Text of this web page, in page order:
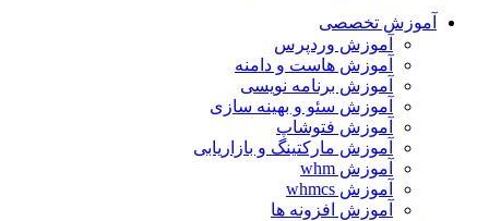
آموزش تخصصی
آموزش وردپرس
آموزش هاست و دامنه
آموزش برنامه نویسی
آموزش سئو و بهینه سازی
آموزش فتوشاپ
آموزش مارکتینگ و بازاریابی
آموزش whm
آموزش whmcs
آموزش افزونه ها